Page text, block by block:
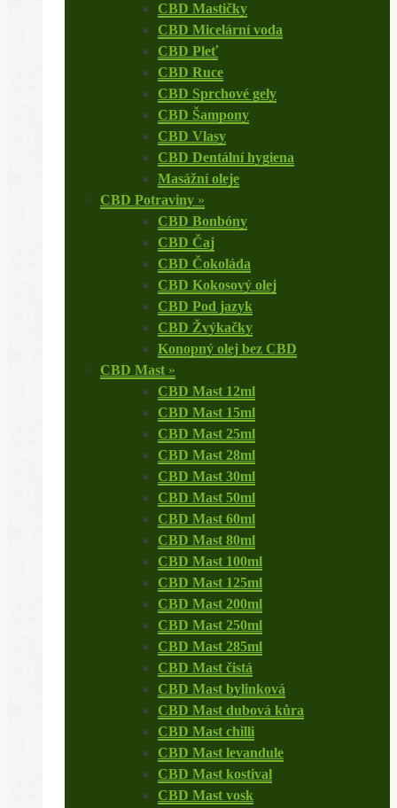
CBD Mastičky
CBD Micelární voda
CBD Pleť
CBD Ruce
CBD Sprchové gely
CBD Šampony
CBD Vlasy
CBD Dentální hygiena
Masážní oleje
CBD Potraviny »
CBD Bonbóny
CBD Čaj
CBD Čokoláda
CBD Kokosový olej
CBD Pod jazyk
CBD Žvýkačky
Konopný olej bez CBD
CBD Mast »
CBD Mast 12ml
CBD Mast 15ml
CBD Mast 25ml
CBD Mast 28ml
CBD Mast 30ml
CBD Mast 50ml
CBD Mast 60ml
CBD Mast 80ml
CBD Mast 100ml
CBD Mast 125ml
CBD Mast 200ml
CBD Mast 250ml
CBD Mast 285ml
CBD Mast čistá
CBD Mast bylinková
CBD Mast dubová kůra
CBD Mast chilli
CBD Mast levandule
CBD Mast kostival
CBD Mast vosk